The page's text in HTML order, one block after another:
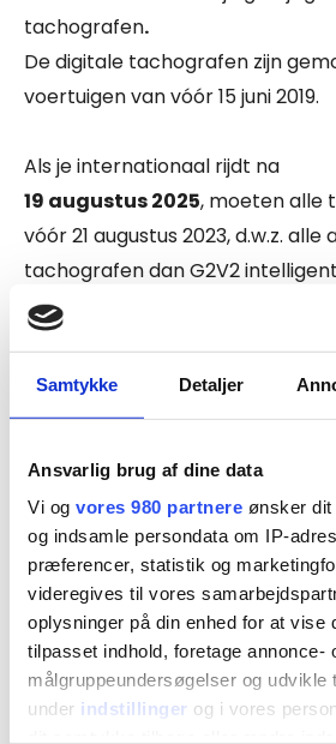
Samtykke Detaljer
Ansvarlig brug af dine data
Vi og vores 980 partnere ønsker
og indsamle persondata om IP-
præferencer, statistik og
videregives til vores
oplysninger på din enhed for at vise
tilpasset indhold, foretage annonce-
målgruppeundersøgelser og
under indstillinger og i vores
tachografen.
De digitale tachografen zijn
voertuigen van vóór 15 juni 2019.
Als je internationaal rijdt na
19 augustus 2025, moeten alle
vóór 21 augustus 2023, d.w.z. alle
tachografen dan G2V2
worden vervangen.
In 2026 zullen bestelwagens
2000 kg ook onder de rij- en
bestelwagens die de Deense
1juli 2026zijn uitgerust met een
Als je niet internationaal rijdt,
met de tachograaf waarmee
uitgerust.
Lees meer over de nieuwe